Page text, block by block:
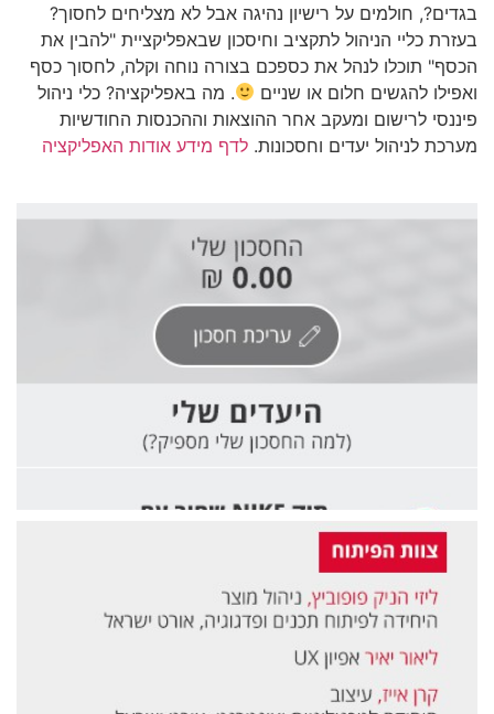
בגדים?, חולמים על רישיון נהיגה אבל לא מצליחים לחסוך?
בעזרת כליי הניהול לתקציב וחיסכון שבאפליקציית "להבין את
הכסף" תוכלו לנהל את כספכם בצורה נוחה וקלה, לחסוך כסף
ואפילו להגשים חלום או שניים
. מה באפליקציה? כלי ניהול
פיננסי לרישום ומעקב אחר ההוצאות וההכנסות החודשיות
מערכת לניהול יעדים וחסכונות. לדף מידע אודות האפליקציה